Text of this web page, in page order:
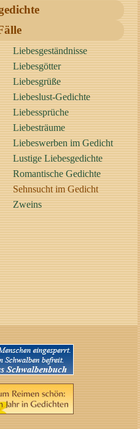
Liebesgeständnisse
Liebesgötter
Liebesgrüße
Liebeslust-Gedichte
Liebessprüche
Liebesträume
Liebeswerben im Gedicht
Lustige Liebesgedichte
Romantische Gedichte
Sehnsucht im Gedicht
Zweins